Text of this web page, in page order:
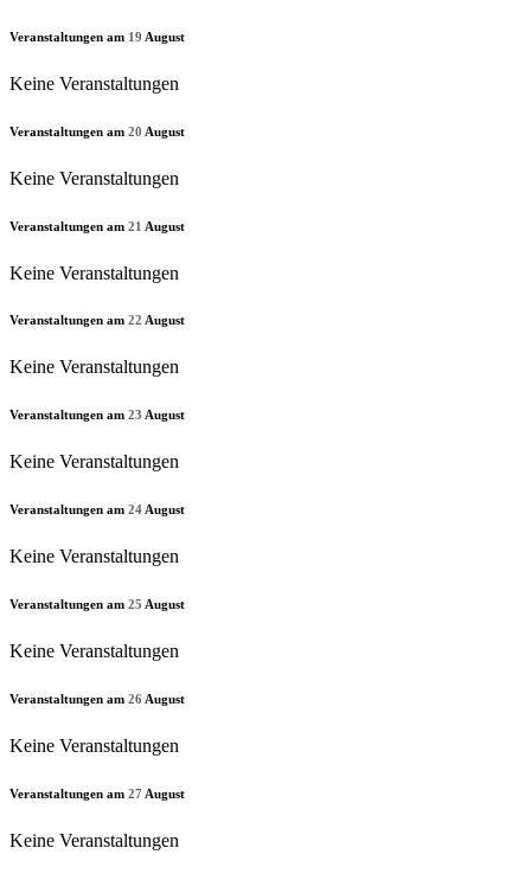
Veranstaltungen am 19 August
Keine Veranstaltungen
Veranstaltungen am 20 August
Keine Veranstaltungen
Veranstaltungen am 21 August
Keine Veranstaltungen
Veranstaltungen am 22 August
Keine Veranstaltungen
Veranstaltungen am 23 August
Keine Veranstaltungen
Veranstaltungen am 24 August
Keine Veranstaltungen
Veranstaltungen am 25 August
Keine Veranstaltungen
Veranstaltungen am 26 August
Keine Veranstaltungen
Veranstaltungen am 27 August
Keine Veranstaltungen